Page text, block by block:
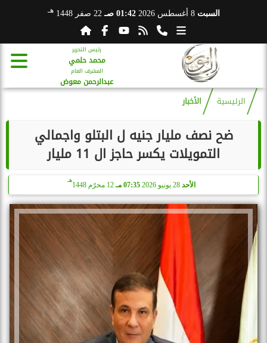
السبت 8 أغسطس 2026 01:42 صـ 22 صفر 1448 هـ
رئيس التحرير
محمد حلمي
المشرف العام
عبدالرحمن معوض
الرئيسية الأخبار
ضح نصف مليار جنيه ل البتلو واجمالي
التمويلات يكسر حاجز ال 11 مليار
الأحد 28 يونيو 2026 07:35 مـ 12 محرّم 1448
هـ